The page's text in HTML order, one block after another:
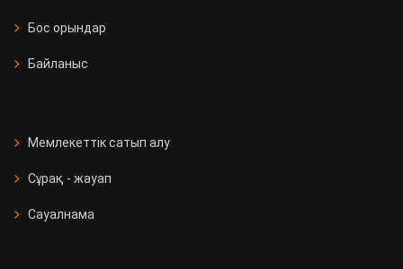
Бос орындар
Байланыс
Мемлекеттік сатып алу
Сұрақ - жауап
Сауалнама